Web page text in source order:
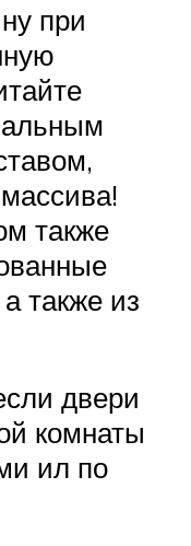
при
также
также из
двери
комнаты
ил по